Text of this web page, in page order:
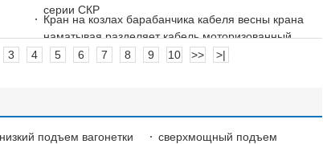
серии СКР
Кран на козлах барабанчика кабеля весны крана
наматывая разделяет кабель моторизованный
автомобилем мобильный
3 4 5 6 7 8 9 10 >> >|
низкий подъем вагонетки
сверхмощный подъем